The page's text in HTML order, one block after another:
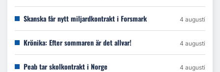
Skanska får nytt miljardkontrakt i Forsmark 4 augusti
Krönika: Efter sommaren är det allvar! 4 augusti
Peab tar skolkontrakt i Norge 4 augusti